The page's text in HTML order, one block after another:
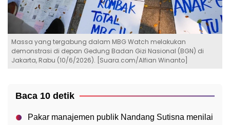
Massa yang tergabung dalam MBG Watch melakukan
demonstrasi di depan Gedung Badan Gizi Nasional (BGN) di
Jakarta, Rabu (10/6/2026). [Suara.com/Alfian Winanto]
Baca 10 detik
Pakar manajemen publik Nandang Sutisna menilai